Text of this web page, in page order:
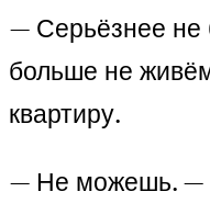
— Серьёзнее
больше не
квартиру.
— Не можешь. —